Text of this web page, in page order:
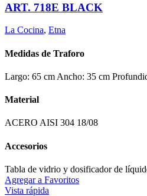
ART. 718E BLACK
La Cocina, Etna
Medidas de Traforo
Largo: 65 cm Ancho: 35 cm
Material
ACERO AISI 304 18/08
Accesorios
Tabla de vidrio y dosificador de
Agregar a Favoritos
Vista rápida